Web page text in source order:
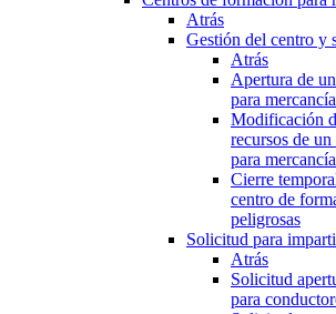
Atrás
Gestión del centro y
Atrás
Apertura de
para
Modificación
recursos de
para
Cierre
centro de
peligrosas
Solicitud para
Atrás
Solicitud
para